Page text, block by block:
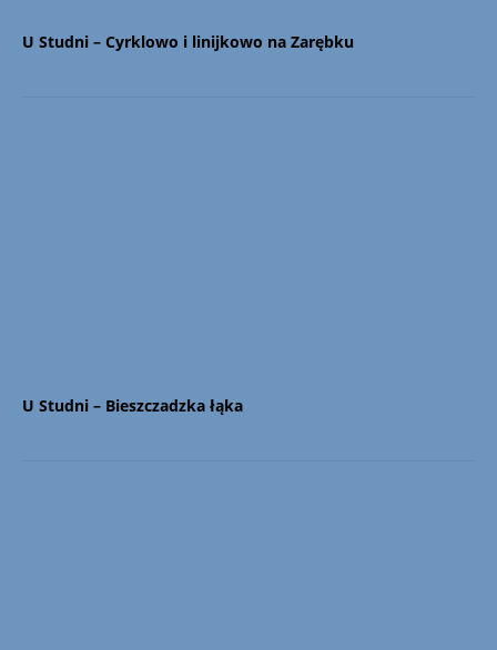
U Studni – Cyrklowo i linijkowo na Zarębku
U Studni – Bieszczadzka łąka